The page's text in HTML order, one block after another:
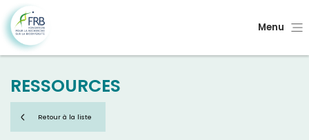
Menu
RESSOURCES
Retour à la liste